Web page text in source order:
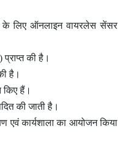
के लिए ऑनलाइन वायरलेस सेंसर
की है।
है।
किए हैं।
की जाती है।
एवं कार्यशाला का आयोजन किया